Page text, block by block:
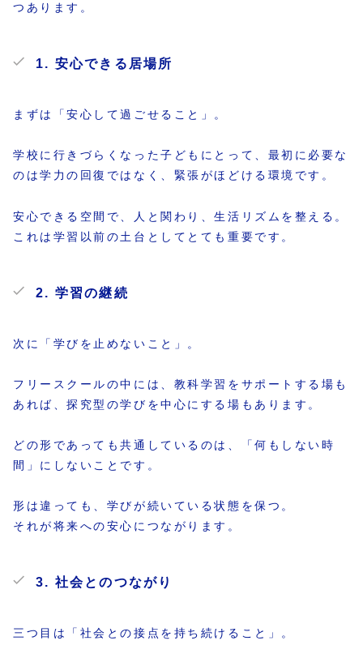
つあります。
1. 安心できる居場所
まずは「安心して過ごせること」。
学校に行きづらくなった子どもにとって、最初に必要な
のは学力の回復ではなく、緊張がほどける環境です。
安心できる空間で、人と関わり、生活リズムを整える。
これは学習以前の土台としてとても重要です。
2. 学習の継続
次に「学びを止めないこと」。
フリースクールの中には、教科学習をサポートする場も
あれば、探究型の学びを中心にする場もあります。
どの形であっても共通しているのは、「何もしない時
間」にしないことです。
形は違っても、学びが続いている状態を保つ。
それが将来への安心につながります。
3. 社会とのつながり
三つ目は「社会との接点を持ち続けること」。